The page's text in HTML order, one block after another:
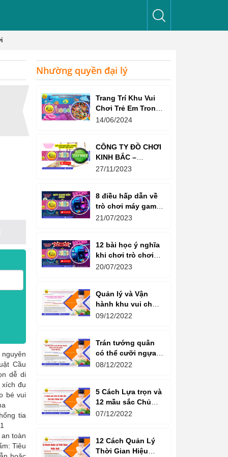
Cầu
dễ di
đu
bé vui
tia
toàn
Tiêu
Nhường quyền đại lý
Trang Trí Khu Vui
Chơi Trẻ Em Trong
Nhà Như Thế Nào
14/06/2024
CÔNG TY ĐỒ CHƠI
KINH BẮC –
CHỨNG CHỈ ISO
27/11/2023
8 điều hấp dẫn về
trò chơi máy game
bắn súng
21/07/2023
12 bài học ý nghĩa
khi chơi trò chơi
máy game đua xe
20/07/2023
Quản lý và Vận
hành khu vui chơi
giải trí -
amusement parks
09/12/2022
Trán tướng quân
có thể cưỡi ngựa,
Bụng tể tướng có
08/12/2022
5 Cách Lựa trọn và
12 mầu sắc Chủ
đạo Tương sinh
năng lượng
07/12/2022
12 Cách Quản Lý
Thời Gian Hiệu